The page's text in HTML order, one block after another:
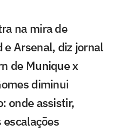
na mira de
e Arsenal, diz jornal
de Munique x
diminui
onde assistir,
escalações